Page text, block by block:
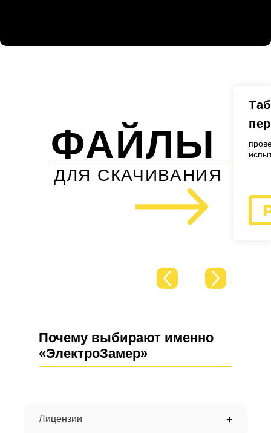
ФАЙЛЫ
ДЛЯ СКАЧИВАНИЯ
Почему выбирают именно
«ЭлектроЗамер»
Лицензии